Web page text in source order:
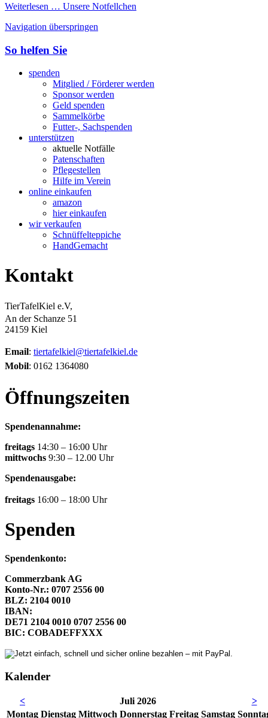
Weiterlesen … Unsere Notfellchen
Navigation überspringen
So helfen Sie
spenden
Mitglied / Förderer werden
Sponsor werden
Geld spenden
Sammelkörbe
Futter-, Sachspenden
unterstützen
aktuelle Notfälle
Patenschaften
Pflegestellen
Hilfe im Verein
online einkaufen
amazon
hier einkaufen
wir verkaufen
Schnüffelteppiche
HandGemacht
Kontakt
TierTafelKiel e.V,
An der Schanze 51
24159 Kiel
Email: tiertafelkiel@tiertafelkiel.de
Mobil: 0162 1364080
Öffnungszeiten
Spendenannahme:
freitags 14:30 – 16:00 Uhr
mittwochs 9:30 – 12.00 Uhr
Spendenausgabe:
freitags 16:00 – 18:00 Uhr
Spenden
Spendenkonto:
Commerzbank AG
Konto-Nr.: 0707 2556 00
BLZ: 2104 0010
IBAN:
DE71 2104 0010 0707 2556 00
BIC: COBADEFFXXX
Kalender
< Juli 2026
>
Montag Dienstag Mittwoch Donnerstag Freitag Samstag So